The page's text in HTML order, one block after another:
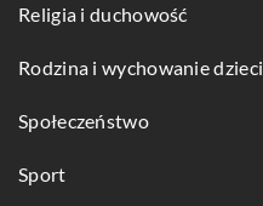
Religia i duchowość
Rodzina i wychowanie dzieci
Społeczeństwo
Sport